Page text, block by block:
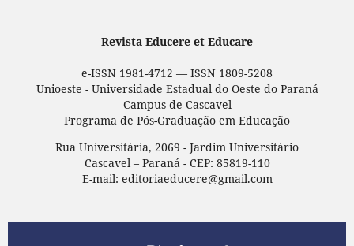
Revista Educere et Educare
e-ISSN 1981-4712 — ISSN 1809-5208
Unioeste - Universidade Estadual do Oeste do Paraná
Campus de Cascavel
Programa de Pós-Graduação em Educação
Rua Universitária, 2069 - Jardim Universitário
Cascavel – Paraná - CEP: 85819-110
E-mail: editoriaeducere@gmail.com